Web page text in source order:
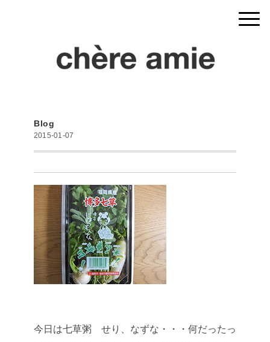
Blog
2015-01-07
今日は七草粥 せり、なずな・・・何だったっ